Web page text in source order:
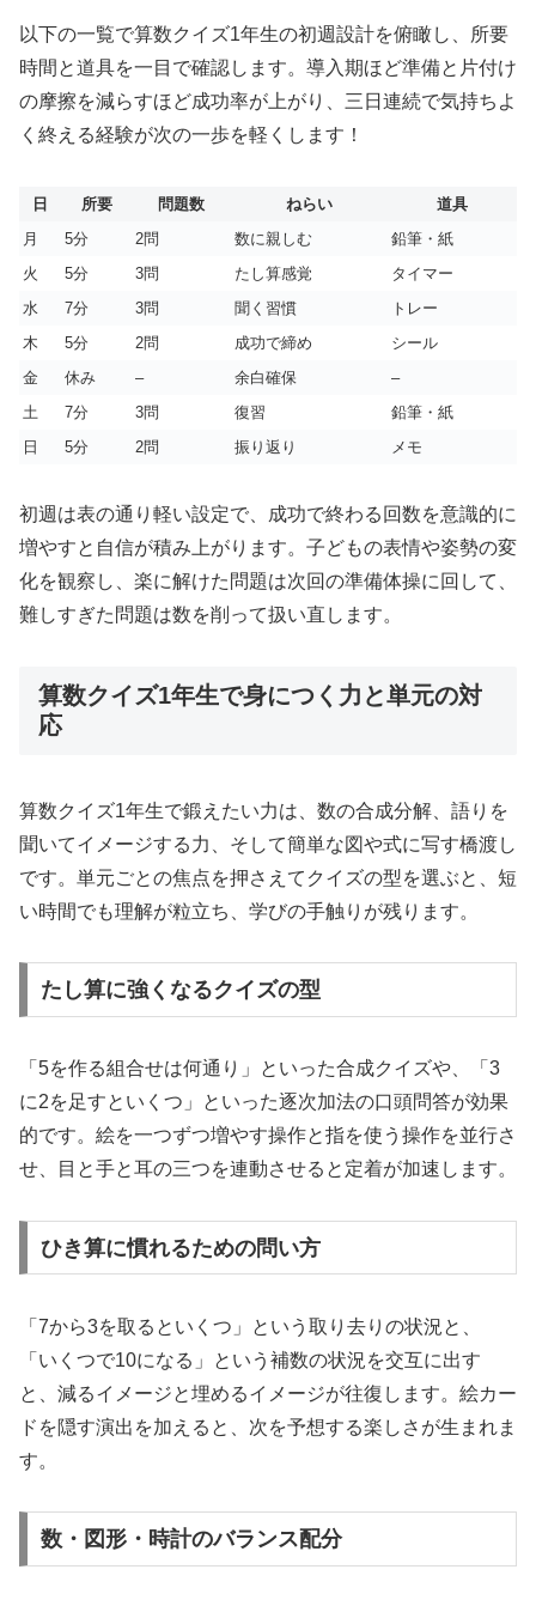
以下の一覧で算数クイズ1年生の初週設計を俯瞰し、所要
時間と道具を一目で確認します。導入期ほど準備と片付け
の摩擦を減らすほど成功率が上がり、三日連続で気持ちよ
く終える経験が次の一歩を軽くします！
日 所要 問題数 ねらい
道具
月
5分 2問 数に親しむ
鉛筆・紙
火
5分 3問 たし算感覚
タイマー
水
7分 3問 聞く習慣
トレー
木
5分 2問 成功で締め
シール
金
休み – 余白確保
–
土
7分 3問 復習
鉛筆・紙
日
5分 2問 振り返り メモ
初週は表の通り軽い設定で、成功で終わる回数を意識的に
増やすと自信が積み上がります。子どもの表情や姿勢の変
化を観察し、楽に解けた問題は次回の準備体操に回して、
難しすぎた問題は数を削って扱い直します。
算数クイズ1年生で身につく力と単元の対
応
算数クイズ1年生で鍛えたい力は、数の合成分解、語りを
聞いてイメージする力、そして簡単な図や式に写す橋渡し
です。単元ごとの焦点を押さえてクイズの型を選ぶと、短
い時間でも理解が粒立ち、学びの手触りが残ります。
たし算に強くなるクイズの型
「5を作る組合せは何通り」といった合成クイズや、「3
に2を足すといくつ」といった逐次加法の口頭問答が効果
的です。絵を一つずつ増やす操作と指を使う操作を並行さ
せ、目と手と耳の三つを連動させると定着が加速します。
ひき算に慣れるための問い方
「7から3を取るといくつ」という取り去りの状況と、
「いくつで10になる」という補数の状況を交互に出す
と、減るイメージと埋めるイメージが往復します。絵カー
ドを隠す演出を加えると、次を予想する楽しさが生まれま
す。
数・図形・時計のバランス配分